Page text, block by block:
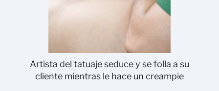
Artista del tatuaje seduce y se folla a su
cliente mientras le hace un creampie